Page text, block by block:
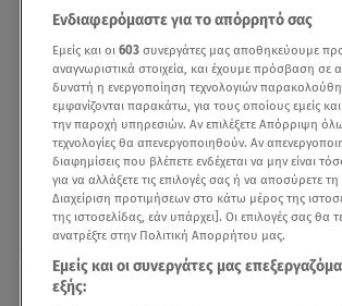
Ενδιαφερόμαστε για το απόρρητό σας
Εμείς και οι 603 συνεργάτες μας αποθηκεύουμε
αναγνωριστικά στοιχεία, και έχουμε πρόσβαση
δυνατή η ενεργοποίηση τεχνολογιών
εμφανίζονται παρακάτω, για τους οποίους εμείς
την παροχή υπηρεσιών. Αν επιλέξετε Απόρριψη
τεχνολογίες θα απενεργοποιηθούν. Αν
διαφημίσεις που βλέπετε ενδέχεται να μην είναι
για να αλλάξετε τις επιλογές σας ή να αποσύρετε
Διαχείριση προτιμήσεων στο κάτω μέρος της
της ιστοσελίδας, εάν υπάρχει]. Οι επιλογές σας θα
ανατρέξτε στην Πολιτική Απορρήτου μας.
Εμείς και οι συνεργάτες μας
εξής: